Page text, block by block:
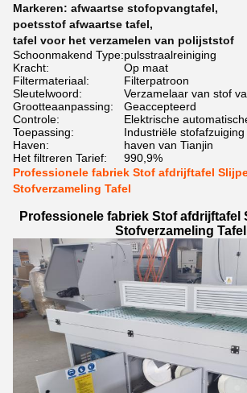
Markeren: afwaartse stofopvangtafel,
poetsstof afwaartse tafel,
tafel voor het verzamelen van polijststof
Schoonmakend Type:pulsstraalreiniging
Kracht:
Op maat
Filtermateriaal:
Filterpatroon
Sleutelwoord:
Verzamelaar van stof
Grootteaanpassing:
Geaccepteerd
Controle:
Elektrische
Toepassing:
Industriële stofafzuiging
Haven:
haven van Tianjin
Het filtreren Tarief:
990,9%
Professionele fabriek Stof afdrijftafel
Stofverzameling Tafel
Professionele fabriek Stof afdrijftafel
Stofverzameling Tafel